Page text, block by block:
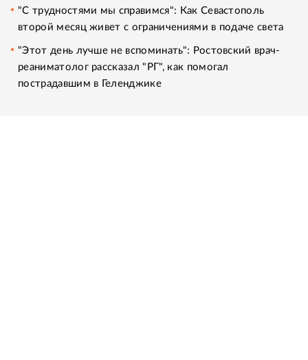
"С трудностями мы справимся": Как Севастополь
второй месяц живет с ограничениями в подаче света
"Этот день лучше не вспоминать": Ростовский врач-
реаниматолог рассказал "РГ", как помогал
пострадавшим в Геленджике